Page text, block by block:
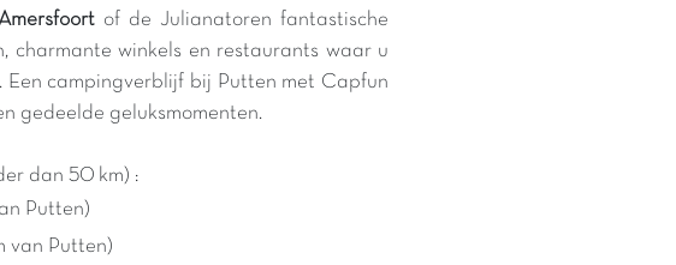
of de Julianatoren fantastische
charmante winkels en restaurants waar u
Een campingverblijf bij Putten met Capfun
gedeelde geluksmomenten.
dan 50 km) :
Putten)
van Putten)